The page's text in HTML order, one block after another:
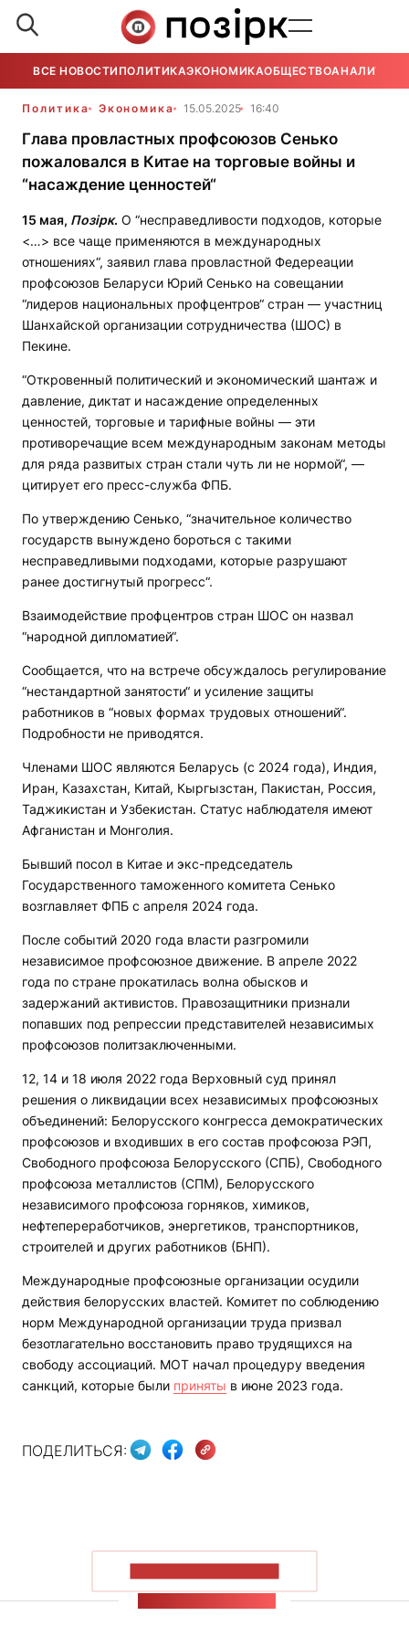
ВСЕ НОВОСТИ ПОЛИТИКАЭКОНОМИКАОБЩЕСТВОАНАЛИТИКА
Политика Экономика 15.05.2025 16:40
Глава провластных профсоюзов Сенько
пожаловался в Китае на торговые войны и
“насаждение ценностей“
15 мая, Позірк. О “несправедливости подходов, которые
<…> все чаще применяются в международных
отношениях“, заявил глава провластной Федереации
профсоюзов Беларуси Юрий Сенько на совещании
“лидеров национальных профцентров“ стран — участниц
Шанхайской организации сотрудничества (ШОС) в
Пекине.
“Откровенный политический и экономический шантаж и
давление, диктат и насаждение определенных
ценностей, торговые и тарифные войны — эти
противоречащие всем международным законам методы
для ряда развитых стран стали чуть ли не нормой“, —
цитирует его пресс-служба ФПБ.
По утверждению Сенько, “значительное количество
государств вынуждено бороться с такими
несправедливыми подходами, которые разрушают
ранее достигнутый прогресс“.
Взаимодействие профцентров стран ШОС он назвал
“народной дипломатией“.
Сообщается, что на встрече обсуждалось регулирование
“нестандартной занятости“ и усиление защиты
работников в “новых формах трудовых отношений“.
Подробности не приводятся.
Членами ШОС являются Беларусь (с 2024 года), Индия,
Иран, Казахстан, Китай, Кыргызстан, Пакистан, Россия,
Таджикистан и Узбекистан. Статус наблюдателя имеют
Афганистан и Монголия.
Бывший посол в Китае и экс-председатель
Государственного таможенного комитета Сенько
возглавляет ФПБ с апреля 2024 года.
После событий 2020 года власти разгромили
независимое профсоюзное движение. В апреле 2022
года по стране прокатилась волна обысков и
задержаний активистов. Правозащитники признали
попавших под репрессии представителей независимых
профсоюзов политзаключенными.
12, 14 и 18 июля 2022 года Верховный суд принял
решения о ликвидации всех независимых профсоюзных
объединений: Белорусского конгресса демократических
профсоюзов и входивших в его состав профсоюза РЭП,
Свободного профсоюза Белорусского (СПБ), Свободного
профсоюза металлистов (СПМ), Белорусского
независимого профсоюза горняков, химиков,
нефтепереработчиков, энергетиков, транспортников,
строителей и других работников (БНП).
Международные профсоюзные организации осудили
действия белорусских властей. Комитет по соблюдению
норм Международной организации труда призвал
безотлагательно восстановить право трудящихся на
свободу ассоциаций. МОТ начал процедуру введения
санкций, которые были приняты в июне 2023 года.
ПОДЕЛИТЬСЯ: